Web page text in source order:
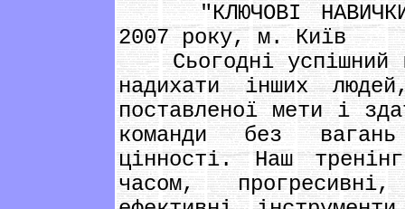
"КЛЮЧОВІ НАВИЧКИ
2007 року, м. Київ
Сьогодні успішний
надихати інших
поставленої мети і
команди без
цінності. Наш
часом,